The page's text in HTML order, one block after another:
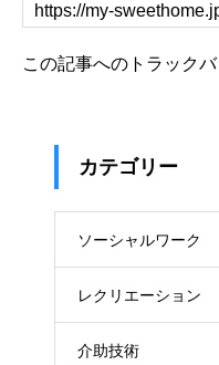
この記事へのトラック
カテゴリー
ソーシャルワーク
レクリエーション
介助技術